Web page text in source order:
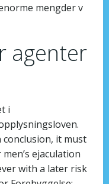
mengder v
agenter
i
conclusion, it must
ejaculation
with a later risk